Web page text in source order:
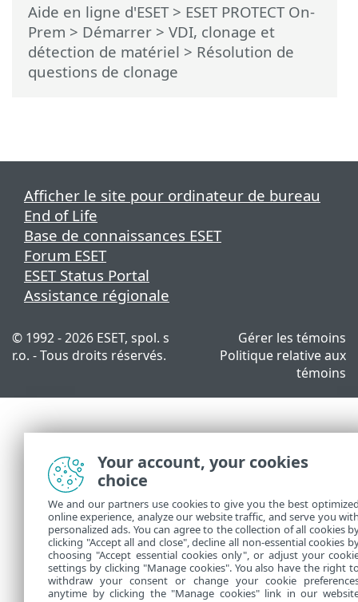
Aide en ligne d'ESET> ESET PROTECT On-
Prem > Démarrer > VDI, clonage et
détection de matériel > Résolution de
questions de clonage
Afficher le site pour ordinateur de bureau
End of Life
Base de connaissances ESET
Forum ESET
ESET Status Portal
Assistance régionale
© 1992 - 2026 ESET, spol. s
r.o. - Tous droits réservés.
Gérer les témoins
Politique relative aux
témoins
Your account, your cookies
choice
We and our partners use cookies to give you the best
online experience, analyze our website traffic, and serve you
personalized ads. You can agree to the collection of all cookies
clicking "Accept all and close", decline all non-essential cookies
choosing "Accept essential cookies only", or adjust your
settings by clicking "Manage cookies". You also have the right
withdraw your consent or change your cookie
anytime by clicking the "Manage cookies" link in our